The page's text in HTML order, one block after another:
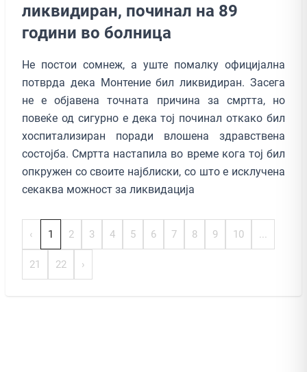
ликвидиран, починал на 89
години во болница
Не постои сомнеж, а уште помалку официјална
потврда дека Монтение бил ликвидиран. Засега
не е објавена точната причина за смртта, но
повеќе од сигурно е дека тој починал откако бил
хоспитализиран поради влошена здравствена
состојба. Смртта настапила во време кога тој бил
опкружен со своите најблиски, со што е исклучена
секаква можност за ликвидација
‹ 1 2 3 4 5 6 7 8 9 10 ...
21 22 ›